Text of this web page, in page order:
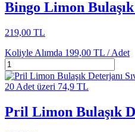
Bingo Limon Bulaşık
219,00 TL
Koliyle Alımda 199,00 TL /Adet
20 Adet üzeri 74,9 TL
Pril Limon Bulaşık